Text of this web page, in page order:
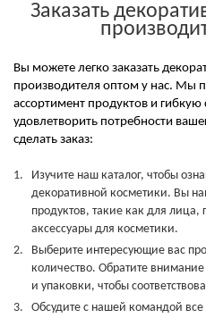
Заказать
Вы можете легко заказать
производителя оптом у нас. Мы
ассортимент продуктов и гибкую
удовлетворить потребности
сделать заказ:
Изучите наш каталог, чтобы
декоративной косметики. Вы
продуктов, такие как для лица,
аксессуары для косметики.
Выберите интересующие вас
количество. Обратите
и упаковки, чтобы
Обсудите с нашей командой